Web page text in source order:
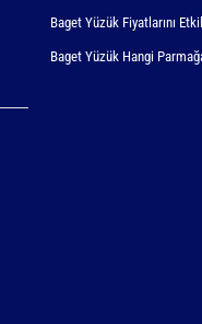
Baget Yüzük Fiyatlarını
Baget Yüzük Hangi